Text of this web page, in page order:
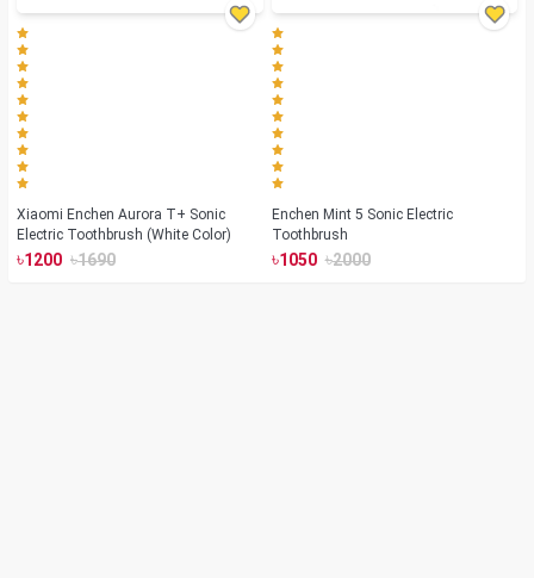
Xiaomi Enchen Aurora T+ Sonic
Electric Toothbrush (White Color)
৳1200 ৳1690
Enchen Mint 5 Sonic Electric
Toothbrush
৳1050 ৳2000